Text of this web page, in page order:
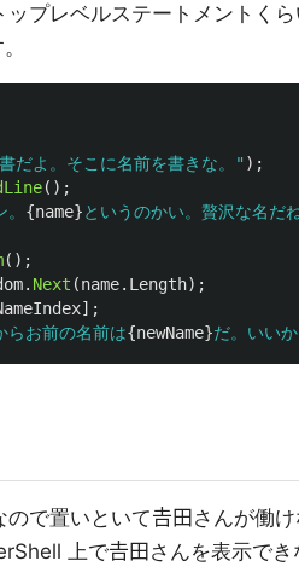
プレベルステートメントく
だよ。そこに名前を書きな。" );
();
{name}というのかい。贅沢な名だ
();
. Next (name. Length);
];
らお前の名前は{newName}だ。いいか
ので置いといて𠮷田さんが働
上で𠮷田さんを表示で